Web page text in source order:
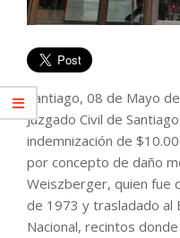
Santiago, 08 de Mayo
Juzgado Civil de
indemnización de
por concepto de daño
Weiszberger, quien fue
de 1973 y trasladado al
Nacional, recintos